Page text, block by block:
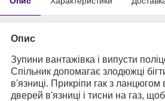
Опис
Зупини вантажівка і випусти
Спільник допомагає злодюжці
в'язниці. Прикріпи гак з
дверей в'язниці і тисни на газ,